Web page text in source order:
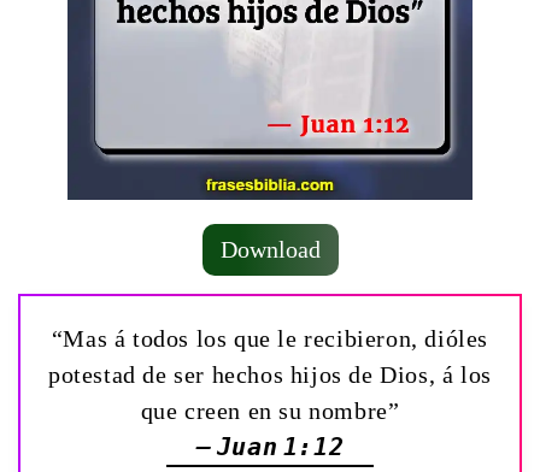
Download
“Mas á todos los que le recibieron, dióles
potestad de ser hechos hijos de Dios, á los
que creen en su nombre”
— Juan 1:12